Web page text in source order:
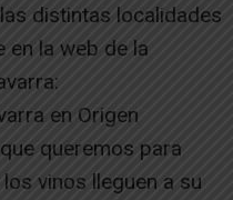
distintas localidades
en la web de la
en Origen
queremos para
vinos lleguen a su